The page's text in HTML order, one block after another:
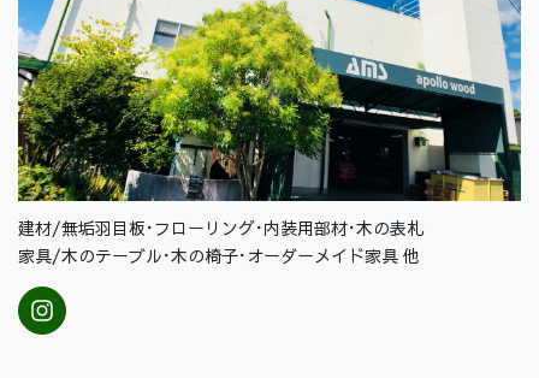
建材/無垢羽目板･フローリング･内装用部材･木の表札
家具/木のテーブル･木の椅子･オーダーメイド家具 他